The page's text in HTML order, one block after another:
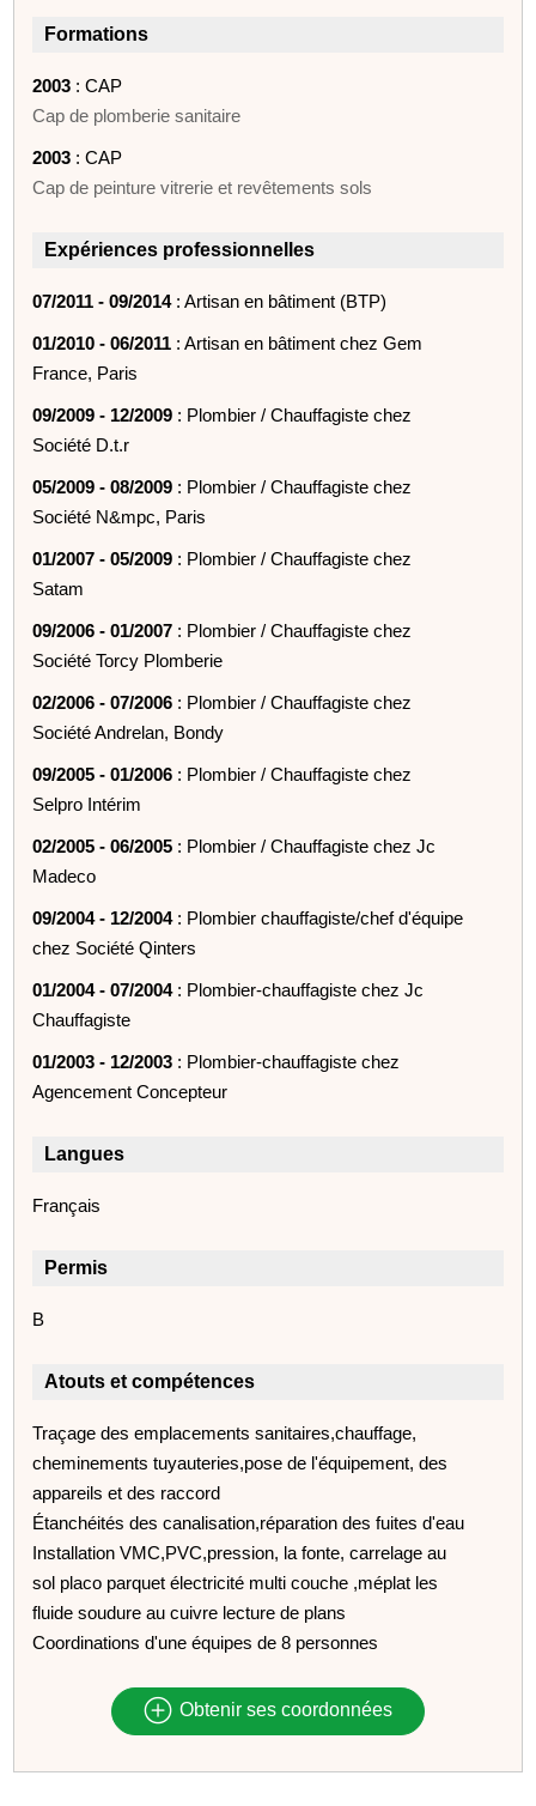
Formations
2003 : CAP
Cap de plomberie sanitaire
2003 : CAP
Cap de peinture vitrerie et revêtements sols
Expériences professionnelles
07/2011 - 09/2014: Artisan en bâtiment (BTP)
01/2010 - 06/2011 : Artisan en bâtiment chez Gem
France, Paris
09/2009 - 12/2009 : Plombier / Chauffagiste chez
Société D.t.r
05/2009 - 08/2009 : Plombier / Chauffagiste chez
Société N&mpc, Paris
01/2007 - 05/2009 : Plombier / Chauffagiste chez
Satam
09/2006 - 01/2007 : Plombier / Chauffagiste chez
Société Torcy Plomberie
02/2006 - 07/2006 : Plombier / Chauffagiste chez
Société Andrelan, Bondy
09/2005 - 01/2006 : Plombier / Chauffagiste chez
Selpro Intérim
02/2005 - 06/2005 : Plombier / Chauffagiste chez Jc
Madeco
09/2004 - 12/2004: Plombier chauffagiste/chef d'équipe
chez Société Qinters
01/2004 - 07/2004: Plombier-chauffagiste chez Jc
Chauffagiste
01/2003 - 12/2003 : Plombier-chauffagiste chez
Agencement Concepteur
Langues
Français
Permis
B
Atouts et compétences
Traçage des emplacements sanitaires,chauffage,
cheminements tuyauteries,pose de l'équipement, des
appareils et des raccord
Étanchéités des canalisation,réparation des fuites d'eau
Installation VMC,PVC,pression, la fonte, carrelage au
sol placo parquet électricité multi couche ,méplat les
fluide soudure au cuivre lecture de plans
Coordinations d'une équipes de 8 personnes
Obtenir ses coordonnées